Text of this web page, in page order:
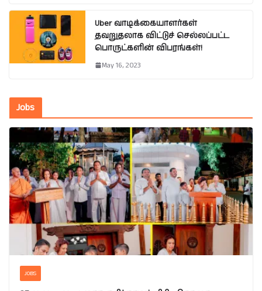
Uber வாடிக்கையாளர்கள்
தவறுதலாக விட்டுச் செல்லப்பட்ட
பொருட்களின் விபரங்கள்!
May 16, 2023
Jobs
JOBS